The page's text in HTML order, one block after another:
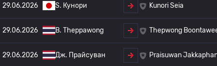
29.06.2026 S. Кунори Kunori Seia
29.06.2026 B. Theppawong Thepwong
29.06.2026 Дж. Прайсуван Praisuwan